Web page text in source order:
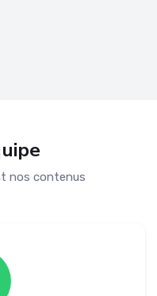
nos contenus